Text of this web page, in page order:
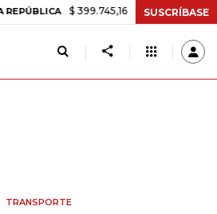
$ 399.745,16 +$ 2.295,71 +0,58%
SUSCRÍBASE
TRANSPORTE